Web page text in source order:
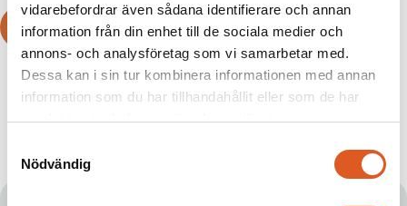
vidarebefordrar även sådana identifierare och annan
information från din enhet till de sociala medier och
annons- och analysföretag som vi samarbetar med.
Dessa kan i sin tur kombinera informationen med annan
information som du har tillhandahållit eller som de har
samlat in när du har använt deras tjänster.
Nödvändig
Läs mer om handledarens roll & uppgifter